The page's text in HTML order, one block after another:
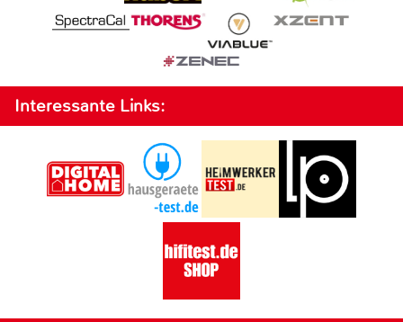
Interessante Links: